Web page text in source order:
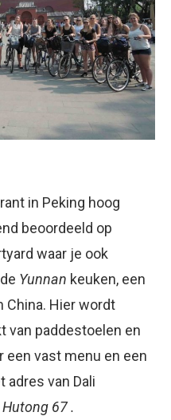
in Peking hoog
beoordeeld op
waar je ook
Yunnan keuken, een
China. Hier wordt
van paddestoelen en
een vast menu en een
adres van Dali
67 .